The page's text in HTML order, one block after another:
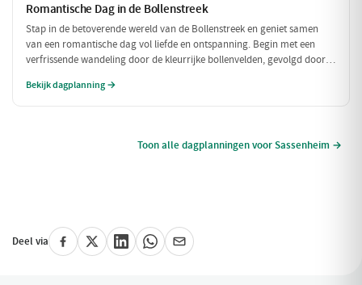
Romantische Dag in de Bollenstreek
Stap in de betoverende wereld van de Bollenstreek en geniet samen
van een romantische dag vol liefde en ontspanning. Begin met een
verfrissende wandeling door de kleurrijke bollenvelden, gevolgd door
een prachtig uitzicht dat de liefde alleen maar versterkt.
Bekijk dagplanning →
Toon alle dagplanningen voor Sassenheim →
Deel via